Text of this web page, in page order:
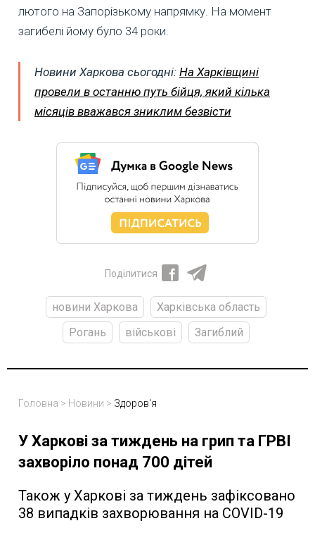
лютого на Запорізькому напрямку. На момент
загибелі йому було 34 роки.
Новини Харкова сьогодні: На Харківщині
провели в останню путь бійця, який кілька
місяців вважався зниклим безвісти
Поділитися
новини Харкова
Харківська область
Рогань
військові Загиблий
Головна > Новини > Здоров'я
У Харкові за тиждень на грип та ГРВІ
захворіло понад 700 дітей
Також у Харкові за тиждень зафіксовано
38 випадків захворювання на COVID-19